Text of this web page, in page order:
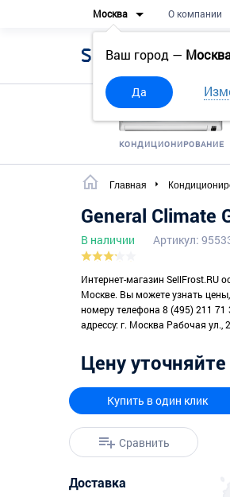
Москва
Ваш город —
Да
О компании
SellFrost
КОНДИЦИОНИРОВАНИЕ
Главная
General Climate
В наличии Артикул:
Интернет-магазин SellFrost.RU
Москве. Вы можете узнать
номеру телефона 8 (495) 211
адрессу: г. Москва Рабочая ул.,
Цену уточняйте
Купить в один клик
Сравнить
Доставка